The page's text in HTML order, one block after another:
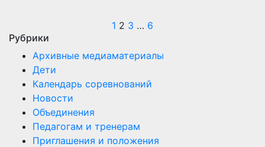
Пагинация
записей
1 2 3 … 6
Рубрики
Архивные медиаматериалы
Дети
Календарь соревнований
Новости
Объединения
Педагогам и тренерам
Приглашения и положения